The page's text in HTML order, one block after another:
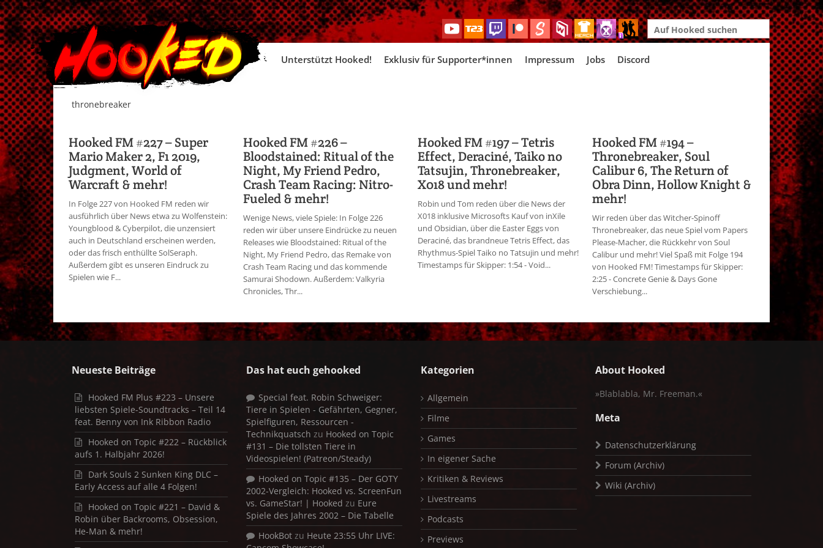
Search
for:
Skip
Unterstützt Hooked! Exklusiv für Supporter*innen Impressum Jobs Discord
thronebreaker
Hooked FM #227 – Super
Mario Maker 2, F1 2019,
Judgment, World of
Warcraft & mehr!
In Folge 227 von Hooked FM reden wir
ausführlich über News etwa zu Wolfenstein:
Youngblood & Cyberpilot, die unzensiert
auch in Deutschland erscheinen werden,
oder das frisch enthüllte SolSeraph.
Außerdem gibt es unseren Eindruck zu
Spielen wie F...
Hooked FM #226 –
Bloodstained: Ritual of the
Night, My Friend Pedro,
Crash Team Racing: Nitro-
Fueled & mehr!
Wenige News, viele Spiele: In Folge 226
reden wir über unsere Eindrücke zu neuen
Releases wie Bloodstained: Ritual of the
Night, My Friend Pedro, das Remake von
Crash Team Racing und das kommende
Samurai Shodown. Außerdem: Valkyria
Chronicles, Thr...
Hooked FM #197 – Tetris
Effect, Deraciné, Taiko no
Tatsujin, Thronebreaker,
X018 und mehr!
Robin und Tom reden über die News der
X018 inklusive Microsofts Kauf von inXile
und Obsidian, über die Easter Eggs von
Deraciné, das brandneue Tetris Effect, das
Rhythmus-Spiel Taiko no Tatsujin und mehr!
Timestamps für Skipper: 1:54 - Void...
Hooked FM #194 –
Thronebreaker, Soul
Calibur 6, The Return of
Obra Dinn, Hollow Knight &
mehr!
Wir reden über das Witcher-Spinoff
Thronebreaker, das neue Spiel vom Papers
Please-Macher, die Rückkehr von Soul
Calibur und mehr! Viel Spaß mit Folge 194
von Hooked FM! Timestamps für Skipper:
2:25 - Concrete Genie & Days Gone
Verschiebung...
Neueste Beiträge
Hooked FM Plus #223 – Unsere
liebsten Spiele-Soundtracks – Teil 14
feat. Benny von Ink Ribbon Radio
Hooked on Topic #222 – Rückblick
aufs 1. Halbjahr 2026!
Dark Souls 2 Sunken King DLC –
Early Access auf alle 4 Folgen!
Hooked on Topic #221 – David &
Robin über Backrooms, Obsession,
He-Man & mehr!
Das hat euch gehooked
Special feat. Robin Schweiger:
Tiere in Spielen - Gefährten, Gegner,
Spielfiguren, Ressourcen -
Technikquatsch zu Hooked on Topic
#131 – Die tollsten Tiere in
Videospielen! (Patreon/Steady)
Hooked on Topic #135 – Der GOTY
2002-Vergleich: Hooked vs. ScreenFun
vs. GameStar! | Hooked zu Eure
Spiele des Jahres 2002 – Die Tabelle
HookBot zu Heute 23:55 Uhr LIVE:
Kategorien
Allgemein
Filme
Games
In eigener Sache
Kritiken & Reviews
Livestreams
Podcasts
Previews
About Hooked
»Blablabla, Mr. Freeman.«
Meta
Datenschutzerklärung
Forum (Archiv)
Wiki (Archiv)